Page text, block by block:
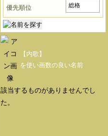
優先順位
【内歌】
を使い画数の良い名前
該当するものがありませんでし
た。